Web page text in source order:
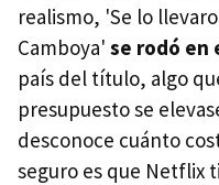
realismo, 'Se lo
Camboya' se rodó en
país del título, algo
presupuesto se
desconoce cuánto
seguro es que Netflix